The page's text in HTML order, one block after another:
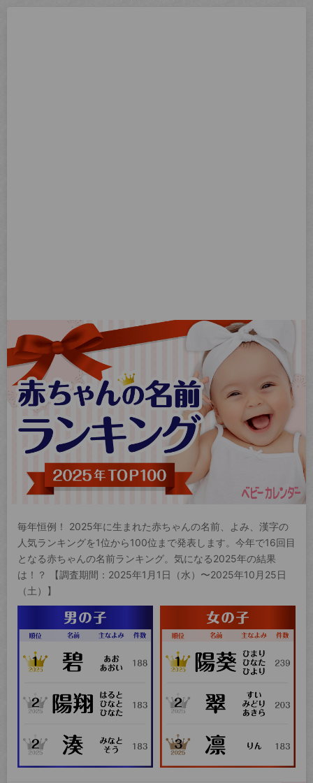
毎年恒例！ 2025年に生まれた赤ちゃんの名前、よみ、漢字の
人気ランキングを1位から100位まで発表します。今年で16回目
となる赤ちゃんの名前ランキング。気になる2025年の結果
は！？ 【調査期間：2025年1月1日（水）〜2025年10月25日
（土）】